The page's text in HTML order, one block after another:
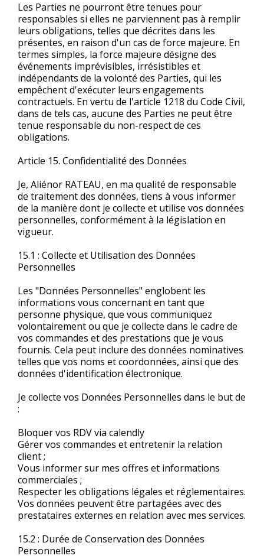
Les Parties ne pourront être tenues pour
responsables si elles ne parviennent pas à remplir
leurs obligations, telles que décrites dans les
présentes, en raison d'un cas de force majeure. En
termes simples, la force majeure désigne des
événements imprévisibles, irrésistibles et
indépendants de la volonté des Parties, qui les
empêchent d'exécuter leurs engagements
contractuels. En vertu de l'article 1218 du Code Civil,
dans de tels cas, aucune des Parties ne peut être
tenue responsable du non-respect de ces
obligations.
Article 15. Confidentialité des Données
Je, Aliénor RATEAU, en ma qualité de responsable
de traitement des données, tiens à vous informer
de la manière dont je collecte et utilise vos données
personnelles, conformément à la législation en
vigueur.
15.1 : Collecte et Utilisation des Données
Personnelles
Les "Données Personnelles" englobent les
informations vous concernant en tant que
personne physique, que vous communiquez
volontairement ou que je collecte dans le cadre de
vos commandes et des prestations que je vous
fournis. Cela peut inclure des données nominatives
telles que vos noms et coordonnées, ainsi que des
données d'identification électronique.
Je collecte vos Données Personnelles dans le but de
:
Bloquer vos RDV via calendly
Gérer vos commandes et entretenir la relation
client ;
Vous informer sur mes offres et informations
commerciales ;
Respecter les obligations légales et réglementaires.
Vos données peuvent être partagées avec des
prestataires externes en relation avec mes services.
15.2 : Durée de Conservation des Données
Personnelles